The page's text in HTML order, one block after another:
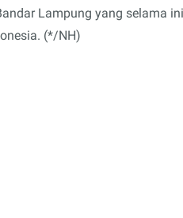
Lampung yang selama
(*/NH)